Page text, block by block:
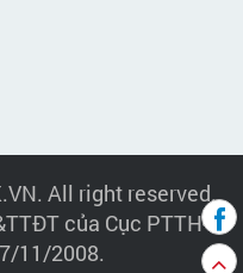
All right reserved.
của Cục PTTH-
11/2008.